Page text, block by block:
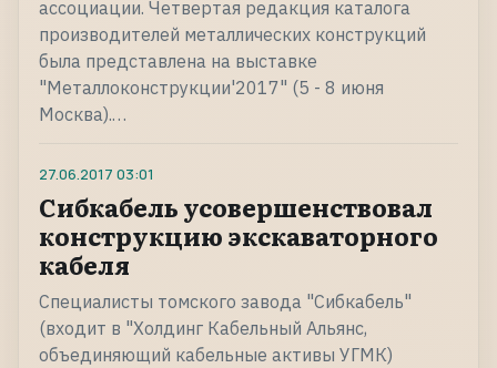
ассоциации. Четвертая редакция каталога
производителей металлических конструкций
была представлена на выставке
"Металлоконструкции'2017" (5 - 8 июня
Москва).…
27.06.2017 03:01
Сибкабель усовершенствовал
конструкцию экскаваторного
кабеля
Специалисты томского завода "Сибкабель"
(входит в "Холдинг Кабельный Альянс,
объединяющий кабельные активы УГМК)